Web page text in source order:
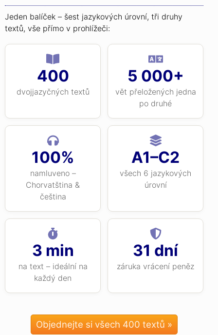
Jeden balíček – šest jazykových úrovní, tři druhy
textů, vše přímo v prohlížeči:
400
dvojjazyčných textů
5 000+
vět přeložených jedna
po druhé
100%
namluveno –
Chorvatština &
čeština
A1–C2
všech 6 jazykových
úrovní
3 min
na text – ideální na
každý den
31 dní
záruka vrácení peněz
Objednejte si všech 400 textů »